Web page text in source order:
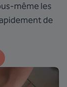
même les
de